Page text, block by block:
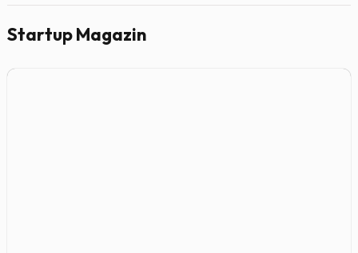
Startup Magazin